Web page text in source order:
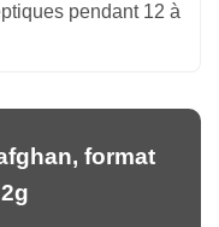
pendant 12 à
format